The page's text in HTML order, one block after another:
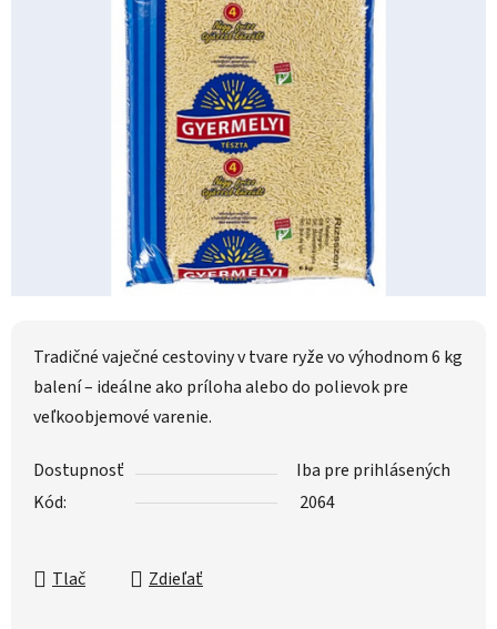
Tradičné vaječné cestoviny v tvare ryže vo výhodnom 6 kg
balení – ideálne ako príloha alebo do polievok pre
veľkoobjemové varenie.
Dostupnosť
Iba pre prihlásených
Kód:
2064
Tlač Zdieľať